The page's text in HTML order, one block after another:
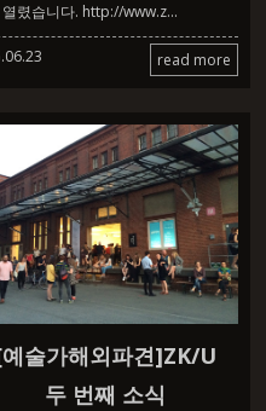
열렸습니다. ​ http://www.z...
read more
술가해외파견]ZK/U
두 번째 소식